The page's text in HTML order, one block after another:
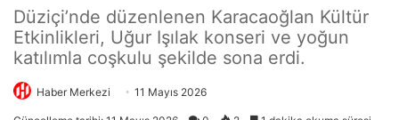
Düziçi’nde düzenlenen Karacaoğlan Kültür
Etkinlikleri, Uğur Işılak konseri ve yoğun
katılımla coşkulu şekilde sona erdi.
Haber Merkezi 11 Mayıs 2026